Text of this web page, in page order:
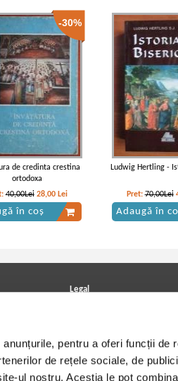
pentru a oferi funcții de
de rețele sociale, de
ul nostru. Aceștia le pot
-30%
de credinta crestina
ortodoxa
40,00Lei 28,00 Lei
în coș
Ludwig Hertling -
Pret:70,00Lei
Adaugă în
Legal
Termeni si conditii
Utilizare cookie-uri